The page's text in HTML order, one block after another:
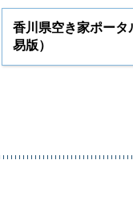
香川県空き家ポータ
易版）